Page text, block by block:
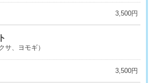
3,500円
サ、ヨモギ）
3,500円